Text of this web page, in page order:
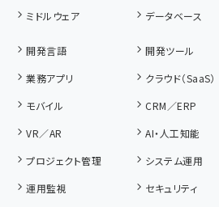
ミドルウェア データベース
開発言語
開発ツール
業務アプリ
クラウド（SaaS）
モバイル
CRM／ERP
VR／AR
AI・人工知能
プロジェクト管理
システム運用
運用監視
セキュリティ